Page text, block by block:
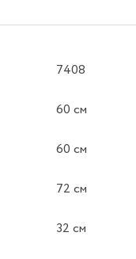
7408
60 см
60 см
72 см
32 см